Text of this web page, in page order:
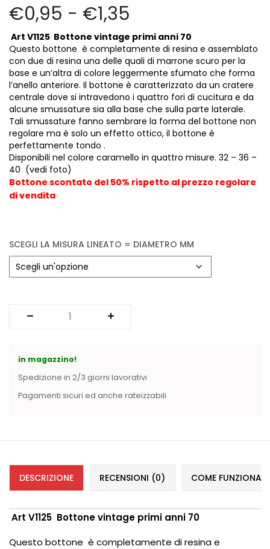
LANA (27)
Minuterie (58)
Nastri, fettucce, cordoni, (49)
Pizzi (11)
Prodotti per la sartoria (34)
Ricamo (119)
Quadri Mezzo Punto (92)
Canovacci Completi di Filati e Ago (24)
Sciarpe (8)
Set di Bottoni Vintage (77)
Swarovski (2)
Vintage (165)
€0,95 - €1,35
Art V1125 Bottone vintage primi anni 70
Questo bottone è completamente di resina e assemblato
con due di resina una delle quali di marrone scuro per la
base e un’altra di colore leggermente sfumato che forma
l’anello anteriore. Il bottone è caratterizzato da un cratere
centrale dove si intravedono i quattro fori di cucitura e da
alcune smussature sia alla base che sulla parte laterale.
Tali smussature fanno sembrare la forma del bottone non
regolare ma è solo un effetto ottico, il bottone è
perfettamente tondo .
Disponibili nel colore caramello in quattro misure. 32 – 36 –
40 (vedi foto)
Bottone scontato del 50% rispetto al prezzo regolare
di vendita
SCEGLI LA MISURA LINEATO = DIAMETRO MM
in magazzino!
Spedizione in 2/3 giorni lavorativi
Pagamenti sicuri ed anche rateizzabili
DESCRIZIONE RECENSIONI (0) COME
Art V1125 Bottone vintage primi anni 70
Questo bottone è completamente di resina e